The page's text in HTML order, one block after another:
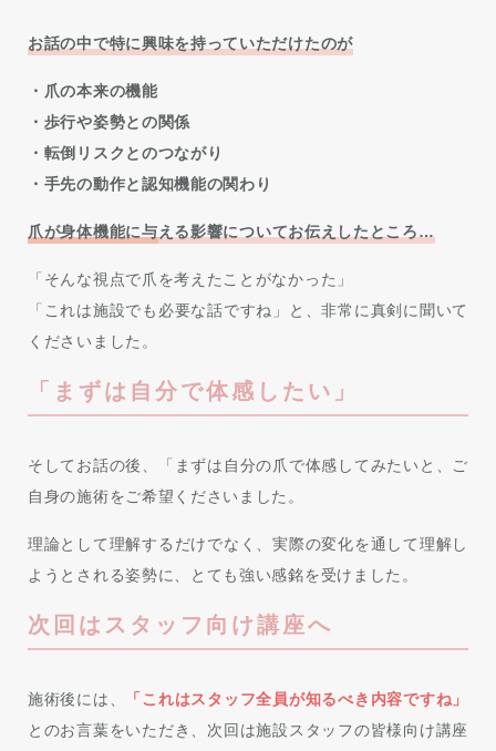
お話の中で特に興味を持っていただけたのが
・爪の本来の機能
・歩行や姿勢との関係
・転倒リスクとのつながり
・手先の動作と認知機能の関わり
爪が身体機能に与える影響についてお伝えしたところ…
「そんな視点で爪を考えたことがなかった」
「これは施設でも必要な話ですね」と、非常に真剣に聞いて
くださいました。
「まずは自分で体感したい」
そしてお話の後、「まずは自分の爪で体感してみたいと、ご
自身の施術をご希望くださいました。
理論として理解するだけでなく、実際の変化を通して理解し
ようとされる姿勢に、とても強い感銘を受けました。
次回はスタッフ向け講座へ
施術後には、
「これはスタッフ全員が知るべき内容ですね」
とのお言葉をいただき、次回は施設スタッフの皆様向け講座